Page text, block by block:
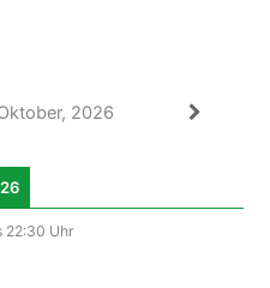
2026
22:30 Uhr